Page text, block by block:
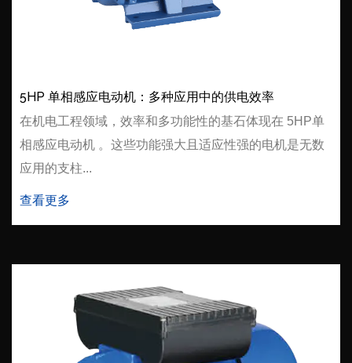
5HP 单相感应电动机：多种应用中的供电效率
在机电工程领域，效率和多功能性的基石体现在 5HP单
相感应电动机 。这些功能强大且适应性强的电机是无数
应用的支柱...
查看更多